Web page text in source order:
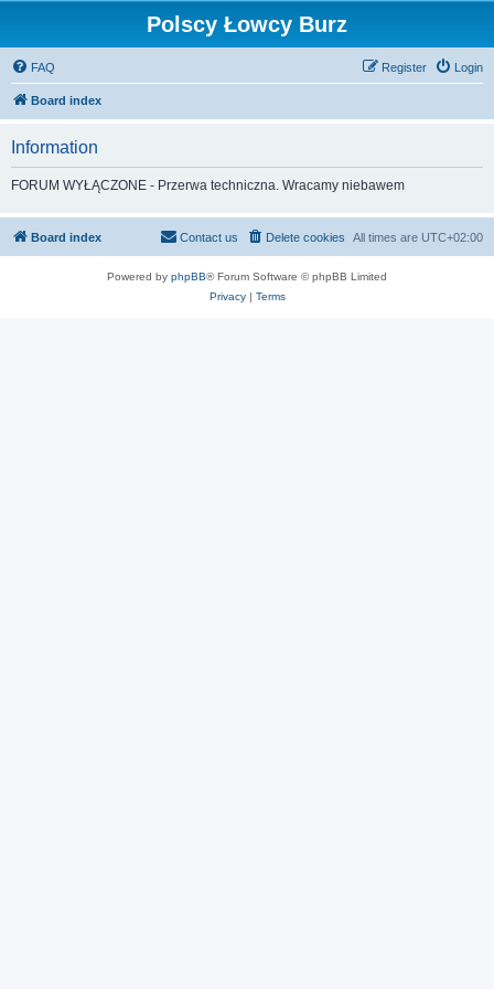
Polscy Łowcy Burz
FAQ Login
Register
Board index
Information
FORUM WYŁĄCZONE - Przerwa techniczna. Wracamy niebawem
Board index All times are UTC+02:00
Delete cookies
Contact us
Powered by phpBB® Forum Software © phpBB Limited
Privacy| Terms